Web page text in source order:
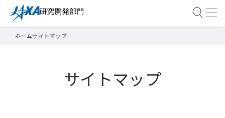
ホームサイトマップ
サイトマップ